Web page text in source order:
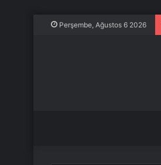
Perşembe, Ağustos 6 2026